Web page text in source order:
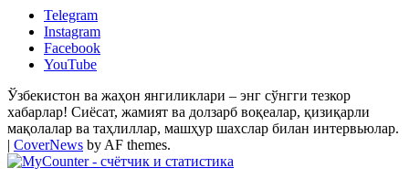
Telegram
Instagram
Facebook
YouTube
Ўзбекистон ва жаҳон янгиликлари – энг сўнгги тезкор
хабарлар! Сиёсат, жамият ва долзарб воқеалар, қизиқарли
мақолалар ва таҳлиллар, машҳур шахслар билан интервьюлар.
| CoverNews by AF themes.